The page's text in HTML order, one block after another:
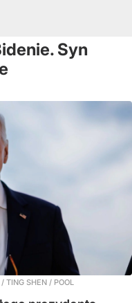
Syn
/ TING SHEN / POOL